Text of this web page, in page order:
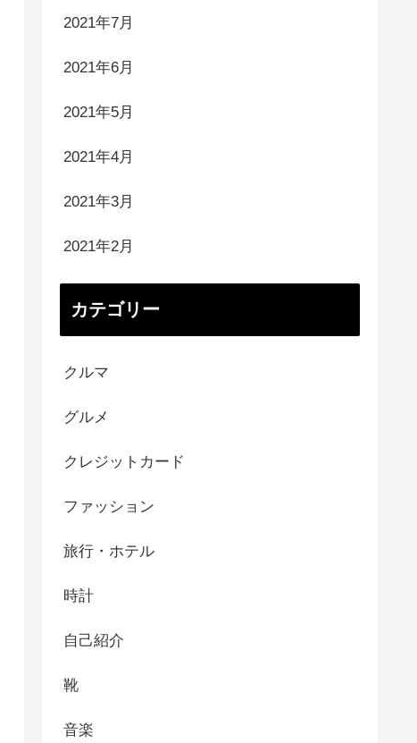
2021年7月
2021年6月
2021年5月
2021年4月
2021年3月
2021年2月
カテゴリー
クルマ
グルメ
クレジットカード
ファッション
旅行・ホテル
時計
自己紹介
靴
音楽